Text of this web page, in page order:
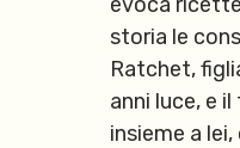
storia le
Ratchet,
anni luce, e
insieme a